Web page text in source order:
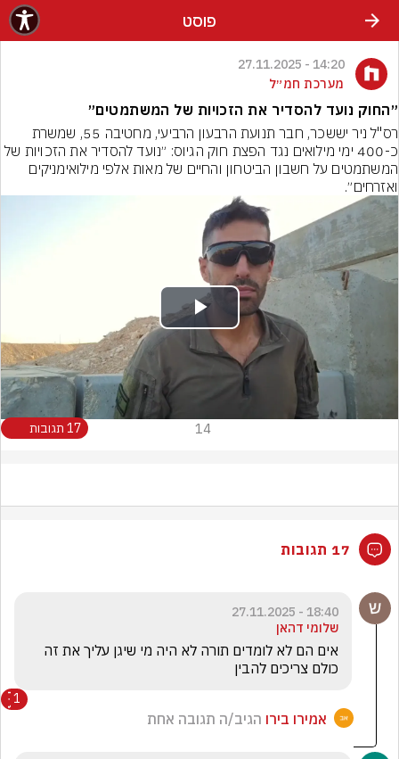
פוסט
14:20 - 27.11.2025
מערכת חמ״ל
״החוק נועד להסדיר את הזכויות של המשתמטים״
כ-400 ימי מילואים נגד הפצת חוק הגיוס: ״נועד להסדיר את הזכויות של
ואזרחים״.
Play
Video
14 17 תגובות
17 תגובות
18:40 - 27.11.2025
שלומי דהאן
כולם צריכים להבין
1
אמירו בירו הגיב/ה תגובה אחת